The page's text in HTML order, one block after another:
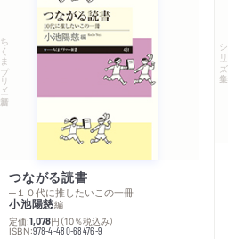
ちくまプリマー新書
つながる読書
─１０代に推したいこの一冊
小池陽慈編
定価:1,078円 （10％税込み）
ISBN:978-4-480-68476-9
シリーズ・全集